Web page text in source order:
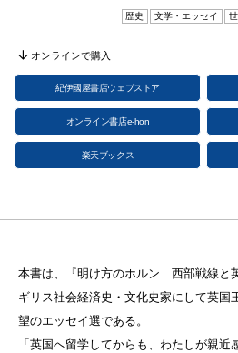
歴史 文学・エッセイ
オンラインで購入
紀伊國屋書店ウェブストア
オンライン書店e-hon
楽天ブックス
本書は、『明け方のホルン 西部戦線と
ギリス社会経済史・文化史家にして英国
望のエッセイ選である。
「英国へ留学してからも、わたしが親